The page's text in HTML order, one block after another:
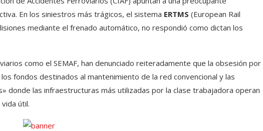
En los siniestros más trágicos, el sistema ERTMS (European Rail
mediante el frenado automático, no respondió como dictan los
como el SEMAF, han denunciado reiteradamente que la obsesión por
fondos destinados al mantenimiento de la red convencional y las
donde las infraestructuras más utilizadas por la clase trabajadora operan
útil.